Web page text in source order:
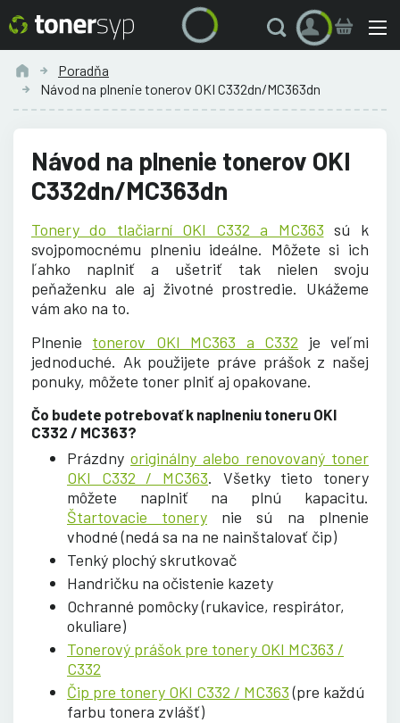
Poradňa
Návod na plnenie tonerov OKI C332dn/MC363dn
Návod na plnenie tonerov OKI
C332dn/MC363dn
Tonery do tlačiarní OKI C332 a MC363 sú k
svojpomocnému plneniu ideálne. Môžete si ich
ľahko naplniť a ušetriť tak nielen svoju
peňaženku ale aj životné prostredie. Ukážeme
vám ako na to.
Plnenie tonerov OKI MC363 a C332 je veľmi
jednoduché. Ak použijete práve prášok z našej
ponuky, môžete toner plniť aj opakovane.
Čo budete potrebovať k naplneniu toneru OKI
C332 / MC363?
Prázdny originálny alebo renovovaný toner
OKI C332 / MC363. Všetky tieto tonery
môžete naplniť na plnú kapacitu.
Štartovacie tonery nie sú na plnenie
vhodné (nedá sa na ne nainštalovať čip)
Tenký plochý skrutkovač
Handričku na očistenie kazety
Ochranné pomôcky (rukavice, respirátor,
okuliare)
Tonerový prášok pre tonery OKI MC363 /
C332
Čip pre tonery OKI C332 / MC363(pre každú
farbu tonera zvlášť)